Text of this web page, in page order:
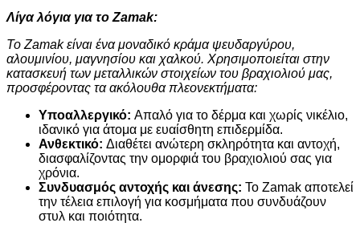
Λίγα λόγια για το Zamak:
Το Zamak είναι ένα μοναδικό κράμα ψευδαργύρου,
αλουμινίου, μαγνησίου και χαλκού. Χρησιμοποιείται στην
κατασκευή των μεταλλικών στοιχείων του βραχιολιού μας,
προσφέροντας τα ακόλουθα πλεονεκτήματα:
Υποαλλεργικό: Απαλό για το δέρμα και χωρίς νικέλιο,
ιδανικό για άτομα με ευαίσθητη επιδερμίδα.
Ανθεκτικό: Διαθέτει ανώτερη σκληρότητα και αντοχή,
διασφαλίζοντας την ομορφιά του βραχιολιού σας για
χρόνια.
Συνδυασμός αντοχής και άνεσης: Το Zamak αποτελεί
την τέλεια επιλογή για κοσμήματα που συνδυάζουν
στυλ και ποιότητα.